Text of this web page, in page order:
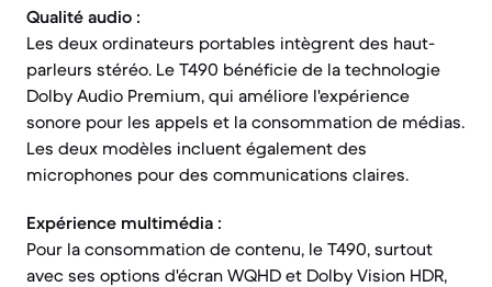
Qualité audio :
Les deux ordinateurs portables intègrent des haut-
parleurs stéréo. Le T490 bénéficie de la technologie
Dolby Audio Premium, qui améliore l'expérience
sonore pour les appels et la consommation de médias.
Les deux modèles incluent également des
microphones pour des communications claires.
Expérience multimédia :
Pour la consommation de contenu, le T490, surtout
avec ses options d'écran WQHD et Dolby Vision HDR,